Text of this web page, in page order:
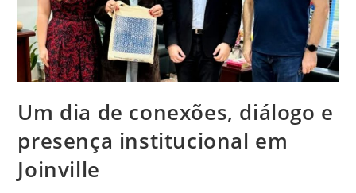
Um dia de conexões, diálogo e
presença institucional em
Joinville